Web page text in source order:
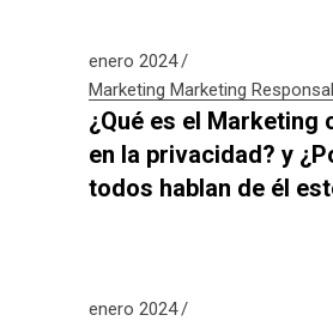
enero 2024
Marketing Marketing
¿Qué es el Marketing
en la privacidad? y
todos hablan de él
enero 2024